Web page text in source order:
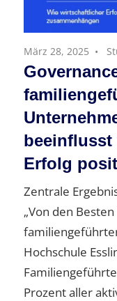
März 28, 2025
Erfolg
Zentrale
„Von den
Hochschule
Prozent aller